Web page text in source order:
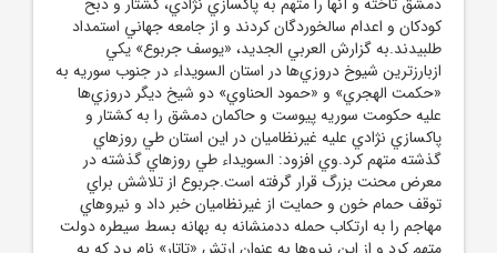
کودکان و اعدام سالخوردگان کردند و از جامعه جهاني استمداد
طلبيدند.به گزارش العربي الجديد، «يوسف جربوع» يکي
ازبارزترين شيوخ دروزي‌ها در استان السويداء در جنوب سوريه به
«حکمت الهجري» و «حمود الحناوي» دو شيخ ديگر دروزي‌ها
عليه حکومت سوريه پيوست و حاکمان دمشق را به کشتار و
پاکسازي نژادي عليه غيرنظاميان در اين استان طي روزهاي
گذشته متهم کرد.وي افزود: السويداء طي روزهاي گذشته در
معرض محنت بزرگ قرار گرفته است.جربوع از تلاشش براي
توقف حمام خون و حمايت از غيرنظاميان خبر داد و نيروهاي
مهاجم را به ارتکاب حمله ددمنشانه به بهانه بسط سيطره دولت